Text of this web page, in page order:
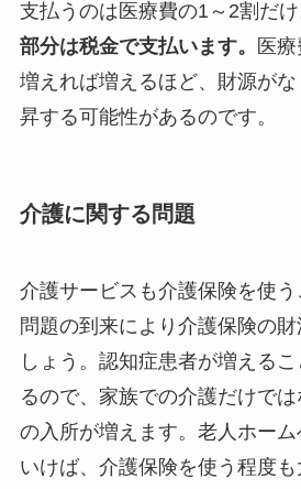
支払うのは医療費の1～2割だけ
部分は税金で支払います。
医
増えれば増えるほど、財源が
昇する可能性があるのです。
介護に関する問題
介護サービスも介護保険を使
問題の到来により介護保険の
しょう。認知症患者が増える
るので、家族での介護だけで
の入所が増えます。老人ホー
いけば、介護保険を使う程度も